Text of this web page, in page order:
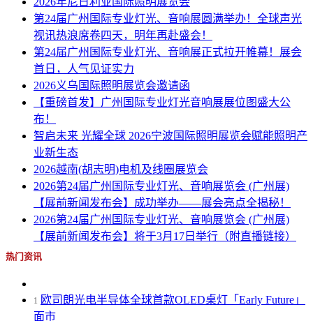
第24届广州国际专业灯光、音响展圆满举办！全球声光
视讯热浪席卷四天，明年再赴盛会！
第24届广州国际专业灯光、音响展正式拉开帷幕！展会
首日，人气见证实力
2026义乌国际照明展览会邀请函
【重磅首发】广州国际专业灯光音响展展位图盛大公
布！
智启未来 光耀全球 2026宁波国际照明展览会赋能照明产
业新生态
2026越南(胡志明)电机及线圈展览会
2026第24届广州国际专业灯光、音响展览会 (广州展)
【展前新闻发布会】成功举办——展会亮点全揭秘！
2026第24届广州国际专业灯光、音响展览会 (广州展)
【展前新闻发布会】将于3月17日举行（附直播链接）
热门资讯
1 欧司朗光电半导体全球首款OLED桌灯「Early Future」
面市